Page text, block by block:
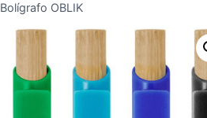
Bolígrafo OBLIK